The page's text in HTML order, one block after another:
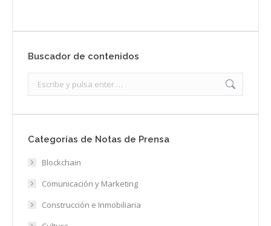
Buscador de contenidos
Categorías de Notas de Prensa
Blockchain
Comunicación y Marketing
Construcción e Inmobiliaria